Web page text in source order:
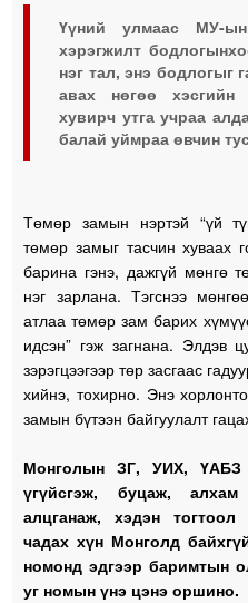
Үүний улмаас МУ-
хэрэгжилт
нэг тал, энэ бодлогыг
авах нөгөө
хувирч утга учраа
балай уймраа өвчин
Төмөр замын нэртэй “үй
төмөр замыг тасчин хуваах
барина гэнэ, дажгүй мөнгө
нэг зарлана. Тэгснээ
атлаа төмөр зам барих
идсэн” гэж загнана. Элдэв
зэрэгцээгээр төр засгаас
хийнэ, тохирно. Энэ
замын бүтээн байгуулалт
Монголын ЗГ, УИХ, ҮАБЗ
үгүйсгэж, буцаж,
алцганаж, хэдэн
чадах хүн Монголд
номонд эдгээр баримтын
уг номын үнэ цэнэ оршино.